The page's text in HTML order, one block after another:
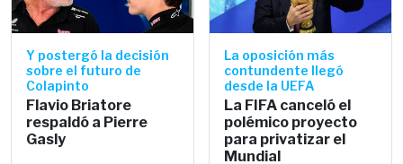
Y postergó la decisión
sobre el futuro de
Colapinto
Flavio Briatore
respaldó a Pierre
Gasly
La oposición más
contundente llegó
desde la UEFA
La FIFA canceló el
polémico proyecto
para privatizar el
Mundial